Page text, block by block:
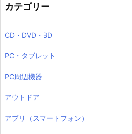
カテゴリー
CD・DVD・BD
PC・タブレット
PC周辺機器
アウトドア
アプリ（スマートフォン）